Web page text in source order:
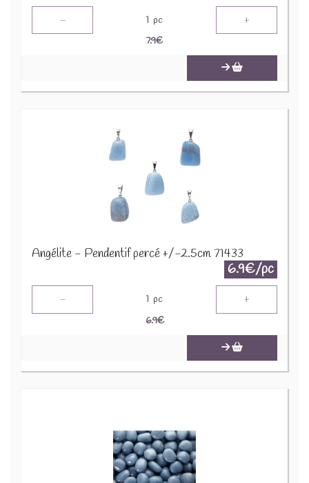
- 1 pc +
7.9€
Angélite - Pendentif percé +/-2.5cm 71433
6.9€/pc
- 1 pc +
6.9€